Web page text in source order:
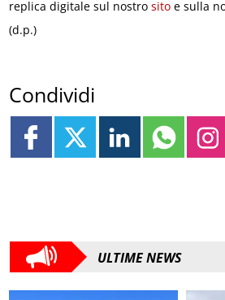
replica digitale sul nostrosito e sulla
(d.p.)
Condividi
ULTIME NEWS